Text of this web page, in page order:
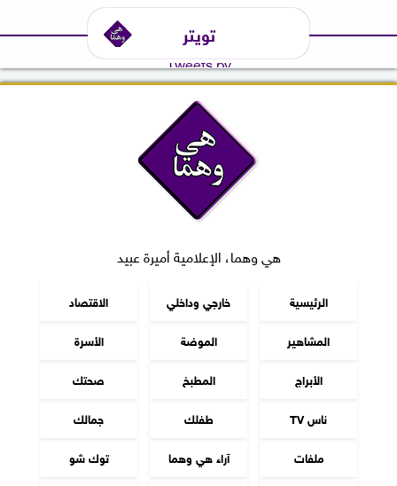
تويتر
Tweets by
هي وهما، الإعلامية أميرة عبيد
الرئيسية خارجي وداخلي
الاقتصاد
المشاهير
الموضة
الأسرة
الأبراج
المطبخ
صحتك
ناس TV
طفلك
جمالك
ملفات
آراء هي وهما
توك شو